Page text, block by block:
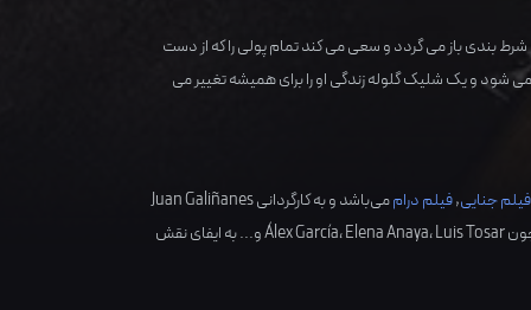
بندی باز می گردد و سعی می کند تمام پولی را که از دست
شود و یک شلیک گلوله زندگی او را برای همیشه تغییر می
فیلم جنایی,فیلم دراممی‌باشد و به کارگردانیJuan Galiñanes
Álex García،Elena Anaya،Luis Tosar و... به ایفای نقش